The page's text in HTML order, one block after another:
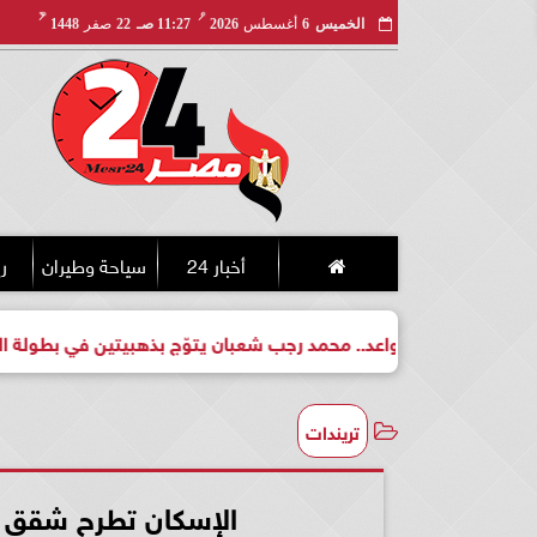
الخميس 6 أغسطس 2026
مـ
11:27 صـ 22 صفر 1448
هـ
أخبار 24 سياحة وطيران
واعد.. محمد رجب شعبان يتوّج بذهبيتين في بطولة الجمهورية
تريندات
الإسكان تطرح شقق